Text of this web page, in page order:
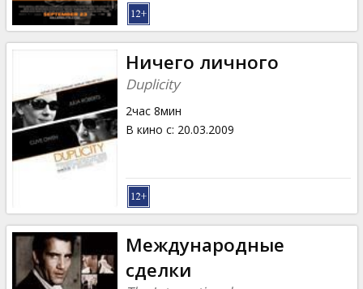
Ничего личного
Duplicity
2час 8мин
В кино с: 20.03.2009
Mеждународные
сделки